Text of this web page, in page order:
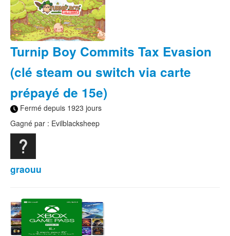
Turnip Boy Commits Tax Evasion
(clé steam ou switch via carte
prépayé de 15e)
Fermé depuis 1923 jours
Gagné par : Evilblacksheep
graouu